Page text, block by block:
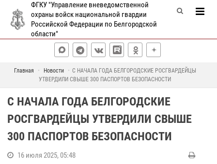
ФГКУ "Управление вневедомственной
охраны войск национальной гвардии
Российской Федерации по Белгородской
области"
Главная Новости
С НАЧАЛА ГОДА БЕЛГОРОДСКИЕ РОСГВАРДЕЙЦЫ
УТВЕРДИЛИ СВЫШЕ 300 ПАСПОРТОВ БЕЗОПАСНОСТИ
С НАЧАЛА ГОДА БЕЛГОРОДСКИЕ
РОСГВАРДЕЙЦЫ УТВЕРДИЛИ СВЫШЕ
300 ПАСПОРТОВ БЕЗОПАСНОСТИ
16 июля 2025, 05:48